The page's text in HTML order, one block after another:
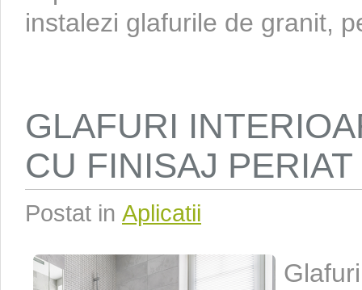
instalezi glafurile de granit,
GLAFURI
CU FINISAJ PERIAT
Postat in Aplicatii